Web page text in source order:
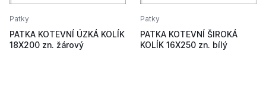
Patky
PATKA KOTEVNÍ ÚZKÁ KOLÍK
18X200 zn. žárový
Patky
PATKA KOTEVNÍ ŠIROKÁ
KOLÍK 16X250 zn. bílý